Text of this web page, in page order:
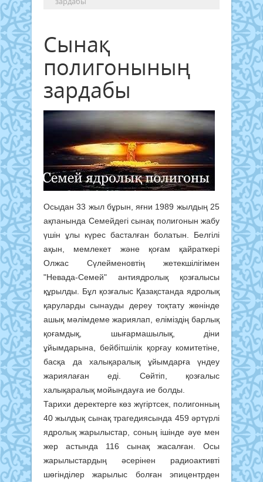
Сынақ
полигонының
зардабы
Осыдан 33 жыл бұрын, яғни 1989 жылдың 25
ақпанында Семейдегі сынақ полигонын жабу
үшін ұлы күрес басталған болатын. Белгілі
ақын, мемлекет және қоғам қайраткері
Олжас Сүлейменовтің жетекшілігімен
"Невада-Семей" антиядролық қозғалысы
құрылды. Бұл қозғалыс Қазақстанда ядролық
қаруларды сынауды дереу тоқтату жөнінде
ашық мәлімдеме жариялап, еліміздің барлық
қоғамдық, шығармашылық, діни
ұйымдарына, бейбітшілік қорғау комитетіне,
басқа да халықаралық ұйымдарға үндеу
жариялаған еді. Сөйтіп, қозғалыс
халықаралық мойындауға ие болды.
Тарихи деректерге көз жүгіртсек, полигонның
40 жылдық сынақ трагедиясында 459 әртүрлі
ядролық жарылыстар, соның ішінде әуе мен
жер астында 116 сынақ жасалған. Осы
жарылыстардың әсерінен радиоактивті
шөгінділер жарылыс болған эпицентрден